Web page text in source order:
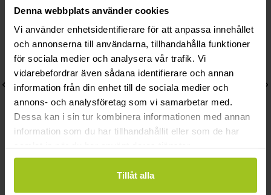
Denna webbplats använder cookies
Vi använder enhetsidentifierare för att anpassa innehållet
och annonserna till användarna, tillhandahålla funktioner
för sociala medier och analysera vår trafik. Vi
vidarebefordrar även sådana identifierare och annan
information från din enhet till de sociala medier och
annons- och analysföretag som vi samarbetar med.
Dessa kan i sin tur kombinera informationen med annan
information som du har tillhandahållit eller som de har
Tillåt alla